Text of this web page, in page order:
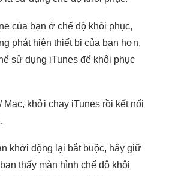
của bạn ở chế độ khôi phục,
phát hiện thiết bị của bạn hơn,
sử dụng iTunes để khôi phục
Mac, khởi chạy iTunes rồi kết nối
khởi động lại bắt buộc, hãy giữ
thấy màn hình chế độ khôi